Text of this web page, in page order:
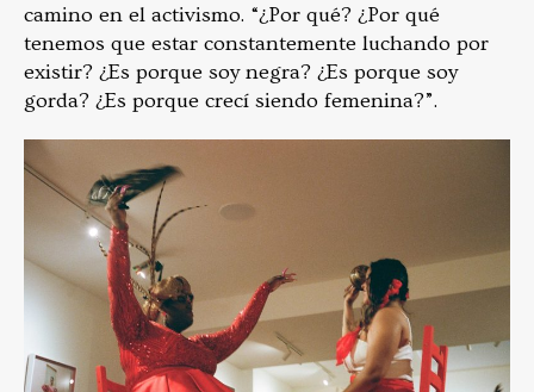
camino en el activismo. “¿Por qué? ¿Por qué
tenemos que estar constantemente luchando por
existir? ¿Es porque soy negra? ¿Es porque soy
gorda? ¿Es porque crecí siendo femenina?”.